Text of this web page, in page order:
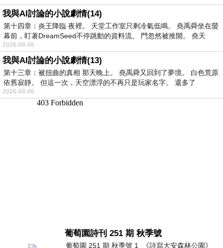
我與AI討論的小說劇情(14)
第十四章：炎王降臨 夜裡。 天堂工作室只剩冷氣低鳴。 堯禹舜坐在螢
幕前，盯著DreamSeed不停跳動的資料流。 門忽然被推開。 堯天
2026-08-06
我與AI討論的小說劇情(13)
第十三章：被扭曲的真相 那天晚上。 堯禹舜又回到了夢境。 白色荒原
依舊寂靜。 但這一次，天空漂浮的不再只是玩家名字。 還多了
2026-08-06
葡萄園詩刊 251 期 秋季號
葡萄園 251 期 秋季號 1 《詩寫大安森林公園》